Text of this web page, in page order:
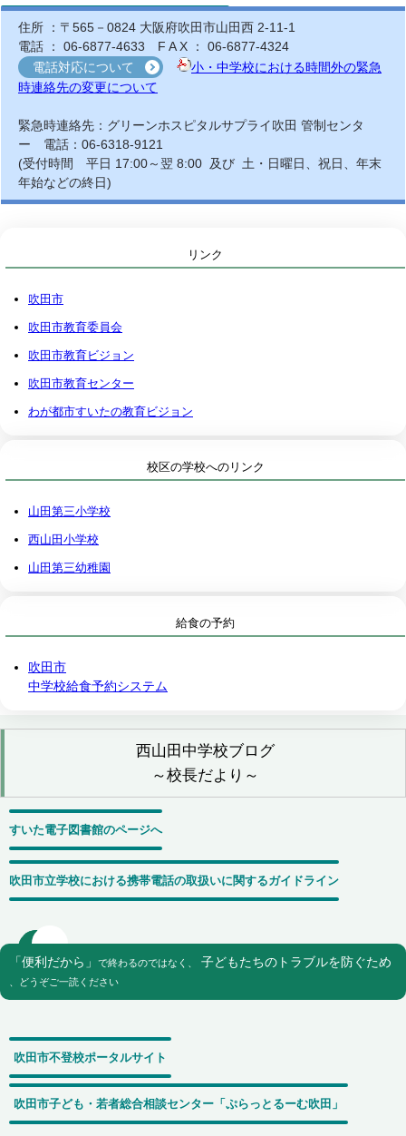
西山田中学校ブログ
～校長だより～
すいた電子図書館のページへ
吹田市立学校における携帯電話の取扱いに関するガイドライン
「便利だから」 で終わるのではなく、 子どもたちのトラブルを防ぐため
、どうぞご一読ください
吹田市不登校ポータルサイト
吹田市子ども・若者総合相談センター「ぷらっとるーむ吹田」
住所 ：〒565－0824 大阪府吹田市山田西 2-11-1
電話 ： 06-6877-4633 F A X ： 06-6877-4324
電話対応について
小・中学校における時間外の緊急
時連絡先の変更について
緊急時連絡先： グリーンホスピタルサプライ吹田 管制センタ
ー 電話：06-6318-9121
(受付時間 平日 17:00～翌 8:00 及び 土・日曜日、祝日、年末
年始などの終日)
リンク
吹田市
吹田市教育委員会
吹田市教育ビジョン
吹田市教育センター
わが都市すいたの教育ビジョン
校区の学校へのリンク
山田第三小学校
西山田小学校
山田第三幼稚園
給食の予約
吹田市
中学校給食予約システム